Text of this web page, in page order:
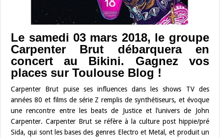
Le samedi 03 mars 2018, le groupe
Carpenter Brut débarquera en
concert au Bikini. Gagnez vos
places sur Toulouse Blog !
Carpenter Brut puise ses influences dans les shows TV des
années 80 et films de série Z remplis de synthétiseurs, et évoque
une rencontre entre les beats de Justice et l’univers de John
Carpenter. Carpenter Brut se réfère à la culture post hippie/pré
Sida, qui sont les bases des genres Electro et Metal, et produit un